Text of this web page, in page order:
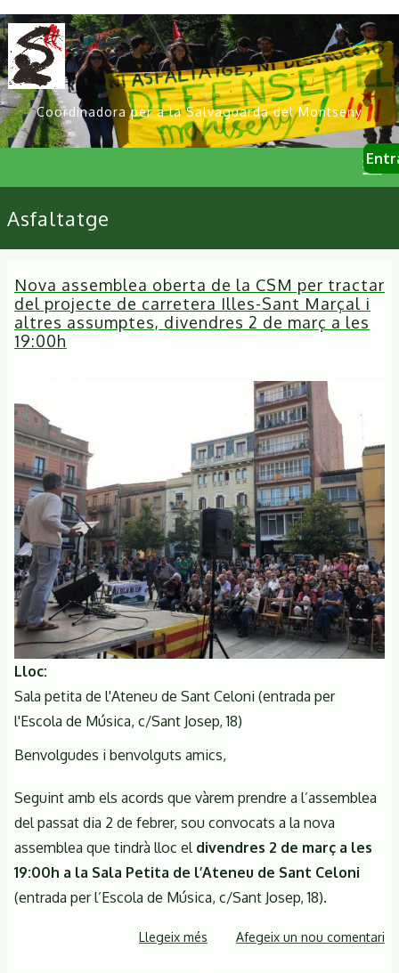
Vés
al
contingut
Coordinadora per a la Salvaguarda del Montseny
User
Primary
links
Asfaltatge
Nova assemblea oberta de la CSM per tractar
del projecte de carretera Illes-Sant Marçal i
altres assumptes, divendres 2 de març a les
19:00h
Lloc
Sala petita de l'Ateneu de Sant Celoni (entrada per
l'Escola de Música, c/Sant Josep, 18)
Benvolgudes i benvolguts amics,
Seguint amb els acords que vàrem prendre a l’assemblea
del passat dia 2 de febrer, sou convocats a la nova
assemblea que tindrà lloc el divendres 2 de març a les
19:00h a la Sala Petita de l’Ateneu de Sant Celoni
(entrada per l’Escola de Música, c/Sant Josep, 18).
Llegeix més sobreAfegeix un nou comentari